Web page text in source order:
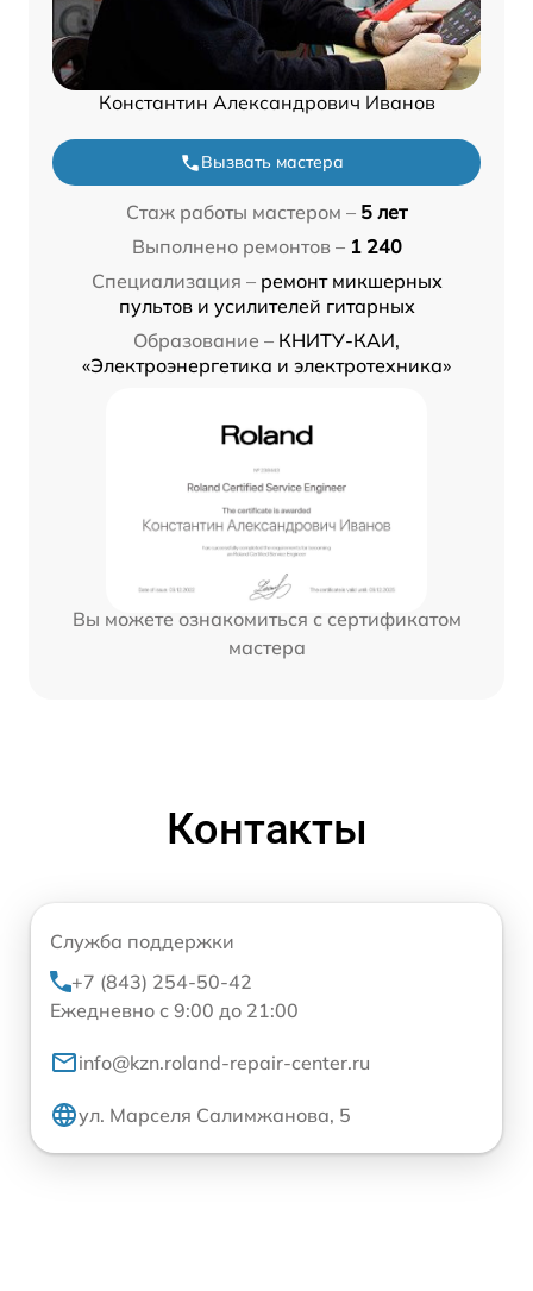
Константин Александрович Иванов
Вызвать мастера
Стаж работы мастером – 5 лет
Выполнено ремонтов – 1 240
Специализация – ремонт микшерных
пультов и усилителей гитарных
Образование – КНИТУ-КАИ,
«Электроэнергетика и электротехника»
Вы можете ознакомиться с сертификатом
мастера
Контакты
Служба поддержки
+7 (843) 254-50-42
Ежедневно с 9:00 до 21:00
info@kzn.roland-repair-center.ru
ул. Марселя Салимжанова, 5